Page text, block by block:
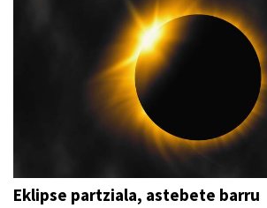
Eklipse partziala, astebete barru